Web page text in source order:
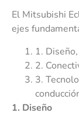
El Mitsubishi
ejes
1.
2.
3.
1. Diseño